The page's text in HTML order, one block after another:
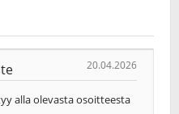
20.04.2026
alla olevasta osoitteesta